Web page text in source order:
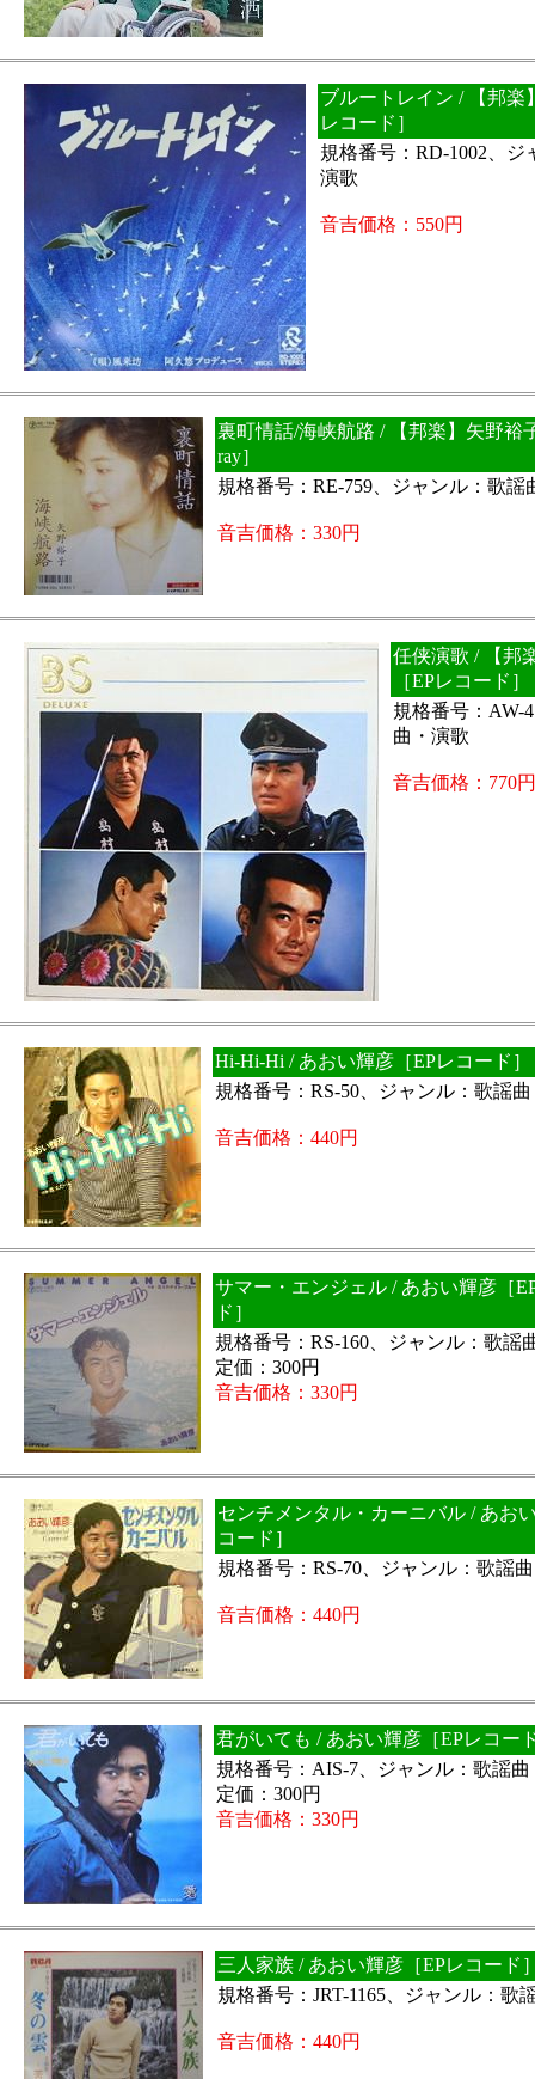
ブルートレイン / 【邦楽
レコード］
規格番号：RD-1002、ジ
演歌
音吉価格：550円
裏町情話/海峡航路 / 【邦楽】矢野裕
ray］
規格番号：RE-759、ジャンル：歌謡
音吉価格：330円
任侠演歌 / 【邦
［EPレコード］
規格番号：AW-
曲・演歌
音吉価格：770円
Hi-Hi-Hi / あおい輝彦［EPレコード］
規格番号：RS-50、ジャンル：歌謡
音吉価格：440円
サマー・エンジェル / あおい輝彦［
ド］
規格番号：RS-160、ジャンル：歌謡
定価：300円
音吉価格：330円
センチメンタル・カーニバル / あお
コード］
規格番号：RS-70、ジャンル：歌謡
音吉価格：440円
君がいても / あおい輝彦［EPレコー
規格番号：AIS-7、ジャンル：歌謡曲
定価：300円
音吉価格：330円
三人家族 / あおい輝彦［EPレコード
規格番号：JRT-1165、ジャンル：歌
音吉価格：440円